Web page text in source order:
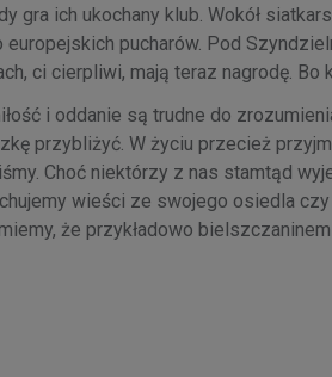
gra ich ukochany klub. Wokół
pucharów. Pod
ci cierpliwi, mają teraz nagrodę. Bo
i oddanie są trudne do
przybliżyć. W życiu przecież
Choć niektórzy z nas stamtąd
wieści ze swojego osiedla czy
że przykładowo